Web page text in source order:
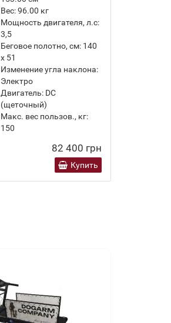
Вес:96.00 кг
Мощность двигателя, л.с:
3,5
Беговое полотно, см: 140
х 51
Изменение угла наклона:
Электро
Двигатель: DC
(щеточный)
Макс. вес пользов., кг:
150
82 400 грн
Купить